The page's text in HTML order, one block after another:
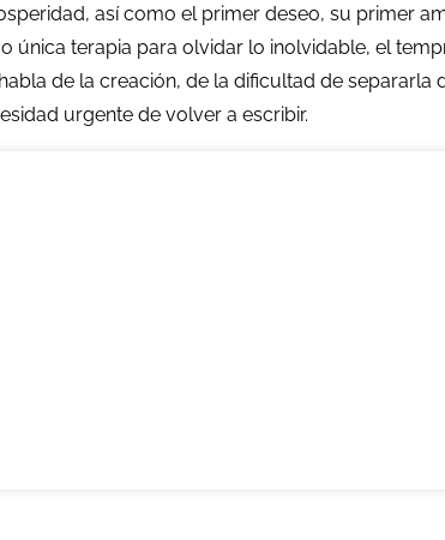
así como el primer deseo, su primer
terapia para olvidar lo inolvidable, el
de la creación, de la dificultad de separarla
urgente de volver a escribir.